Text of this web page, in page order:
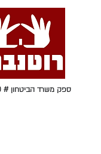
ספק משרד הביטחון # 11003770